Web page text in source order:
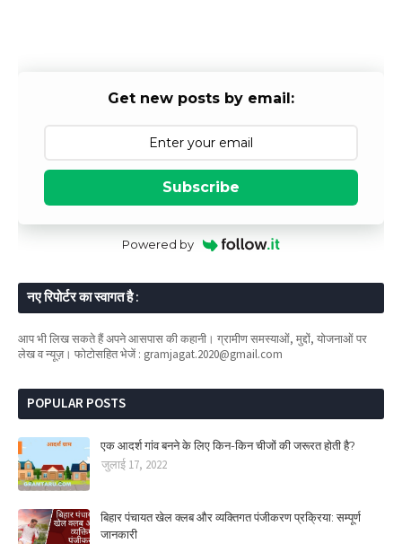
Get new posts by email:
Subscribe
Powered by
नए रिपोर्टर का स्वागत है :
आप भी लिख सकते हैं अपने आसपास की कहानी। ग्रामीण समस्याओं, मुद्दों, योजनाओं पर
लेख व न्यूज़। फोटोसहित भेजें : gramjagat.2020@gmail.com
POPULAR POSTS
एक आदर्श गांव बनने के लिए किन-किन चीजों की जरूरत होती है?
जुलाई 17, 2022
बिहार पंचायत खेल क्लब और व्यक्तिगत पंजीकरण प्रक्रिया: सम्पूर्ण
जानकारी